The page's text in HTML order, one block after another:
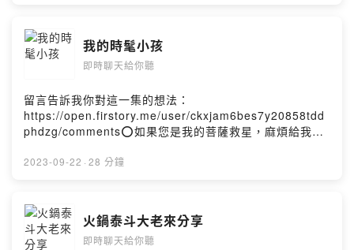
直播也OK啦～😊Powered by Firstory Hosting
我的時髦小孩
即時聊天給你聽
留言告訴我你對這一集的想法：
https://open.firstory.me/user/ckxjam6bes7y20858tdd
phdzg/comments⭕️如果您是我的菩薩救星，麻煩給我
www.linktr.ee/ed76559751平台留言吾亦或是留言區或私
直播也OK啦～😊Powered by Firstory Hosting
2023-09-22 · 28 分鐘
火鍋泰斗大老來分享
即時聊天給你聽